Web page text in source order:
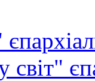
світ"